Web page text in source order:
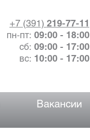
+7 (391) 219-77-11
пн-пт: 09:00 - 18:00
сб: 09:00 - 17:00
вс: 10:00 - 17:00
Вакансии